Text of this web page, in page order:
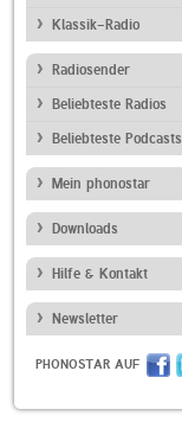
Klassik-Radio
Radiosender
Beliebteste Radios
Beliebteste Podcasts
Mein phonostar
Downloads
Hilfe & Kontakt
Newsletter
PHONOSTAR AUF